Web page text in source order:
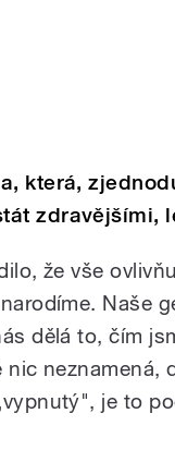
která,
zdravějšími,
že vše
Naše
dělá to, čím
neznamená,
je to